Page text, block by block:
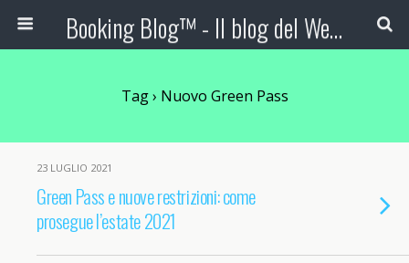
Booking Blog™ - Il blog del Web Marketing Turistico
Tag › Nuovo Green Pass
23 LUGLIO 2021
Green Pass e nuove restrizioni: come
prosegue l’estate 2021